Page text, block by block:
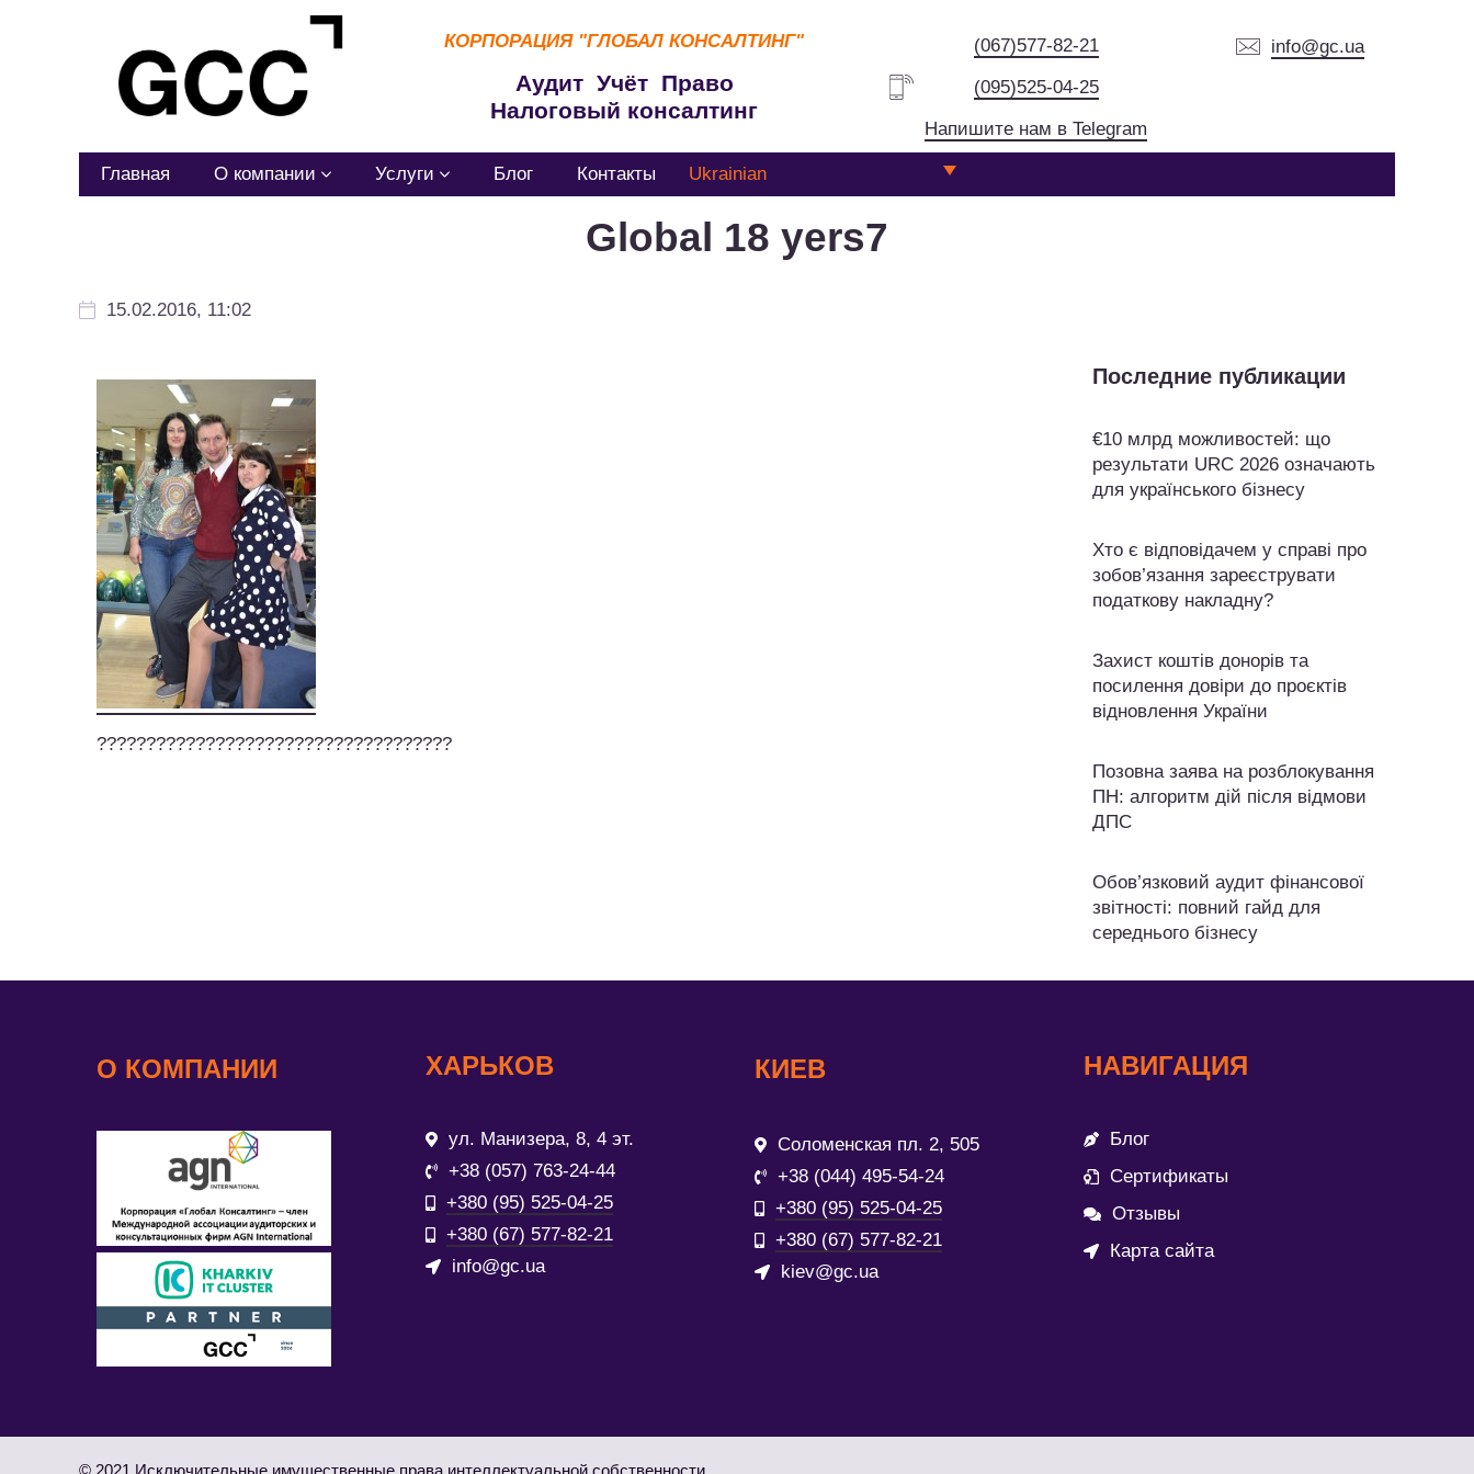
КОРПОРАЦИЯ "ГЛОБАЛ КОНСАЛТИНГ"
Аудит Учёт Право
Налоговый консалтинг
(067)577-82-21
(095)525-04-25
Напишите нам в Telegram
info@gc.ua
Главная О компании Услуги Блог Контакты Ukrainian
Global 18 yers7
15.02.2016, 11:02
????????????????????????????????????
Последние публикации
€10 млрд можливостей: що
результати URC 2026 означають
для українського бізнесу
Хто є відповідачем у справі про
зобов’язання зареєструвати
податкову накладну?
Захист коштів донорів та
посилення довіри до проєктів
відновлення України
Позовна заява на розблокування
ПН: алгоритм дій після відмови
ДПС
Обов’язковий аудит фінансової
звітності: повний гайд для
середнього бізнесу
О КОМПАНИИ ХАРЬКОВ
ул. Манизера, 8, 4 эт.
+38 (057) 763-24-44
+380 (95) 525-04-25
+380 (67) 577-82-21
info@gc.ua
КИЕВ
Соломенская пл. 2, 505
+38 (044) 495-54-24
+380 (95) 525-04-25
+380 (67) 577-82-21
kiev@gc.ua
НАВИГАЦИЯ
Блог
Сертификаты
Отзывы
Карта сайта